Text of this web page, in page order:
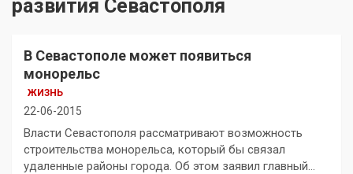
развития Севастополя
В Севастополе может появиться
монорельс
ЖИЗНЬ
22-06-2015
Власти Севастополя рассматривают возможность
строительства монорельса, который бы связал
удаленные районы города. Об этом заявил главный…